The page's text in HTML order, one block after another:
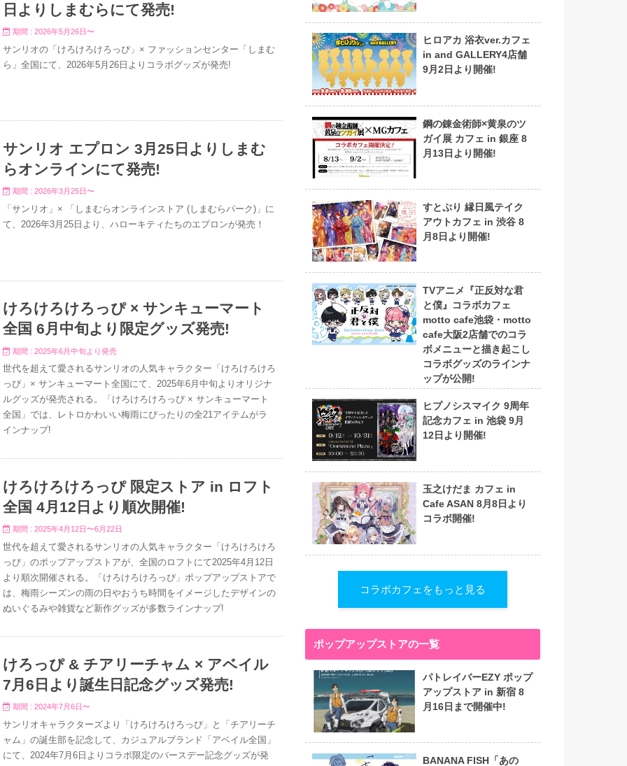
日よりしまむらにて発売!
期間 : 2026年5月26日〜
サンリオの「けろけろけろっぴ」× ファッションセンター「しまむ
ら」全国にて、2026年5月26日よりコラボグッズが発売!
サンリオ エプロン 3月25日よりしまむ
らオンラインにて発売!
期間 : 2026年3月25日〜
「サンリオ」× 「しまむらオンラインストア (しまむらパーク)」に
て、2026年3月25日より、ハローキティたちのエプロンが発売！
けろけろけろっぴ × サンキューマート
全国 6月中旬より限定グッズ発売!
期間 : 2025年6月中旬より発売
世代を超えて愛されるサンリオの人気キャラクター「けろけろけろ
っぴ」× サンキューマート全国にて、2025年6月中旬よりオリジナ
ルグッズが発売される。「けろけろけろっぴ × サンキューマート
全国」では、レトロかわいい梅雨にぴったりの全21アイテムがラ
インナップ!
けろけろけろっぴ 限定ストア in ロフト
全国 4月12日より順次開催!
期間 : 2025年4月12日〜6月22日
世代を超えて愛されるサンリオの人気キャラクター「けろけろけろ
っぴ」のポップアップストアが、全国のロフトにて2025年4月12日
より順次開催される。「けろけろけろっぴ」ポップアップストアで
は、梅雨シーズンの雨の日やおうち時間をイメージしたデザインの
ぬいぐるみや雑貨など新作グッズが多数ラインナップ!
けろっぴ & チアリーチャム × アベイル
7月6日より誕生日記念グッズ発売!
期間 : 2024年7月6日〜
サンリオキャラクターズより「けろけろけろっぴ」と「チアリーチ
ャム」の誕生部を記念して、カジュアルブランド「アベイル全国」
にて、2024年7月6日よりコラボ限定のバースデー記念グッズが発
ヒロアカ 浴衣ver.カフェ
in and GALLERY4店舗
9月2日より開催!
鋼の錬金術師×黄泉のツ
ガイ展 カフェ in 銀座 8
月13日より開催!
すとぷり 縁日風テイク
アウトカフェ in 渋谷 8
月8日より開催!
TVアニメ『正反対な君
と僕』コラボカフェ
motto cafe池袋・motto
cafe大阪2店舗でのコラ
ボメニューと描き起こし
コラボグッズのラインナ
ップが公開!
ヒプノシスマイク 9周年
記念カフェ in 池袋 9月
12日より開催!
玉之けだま カフェ in
Cafe ASAN 8月8日より
コラボ開催!
コラボカフェをもっと見る
ポップアップストアの一覧
パトレイバーEZY ポップ
アップストア in 新宿 8
月16日まで開催中!
BANANA FISH「あの